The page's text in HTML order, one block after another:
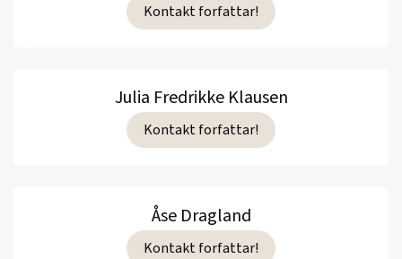
Kontakt forfattar!
Julia Fredrikke Klausen
Kontakt forfattar!
Åse Dragland
Kontakt forfattar!